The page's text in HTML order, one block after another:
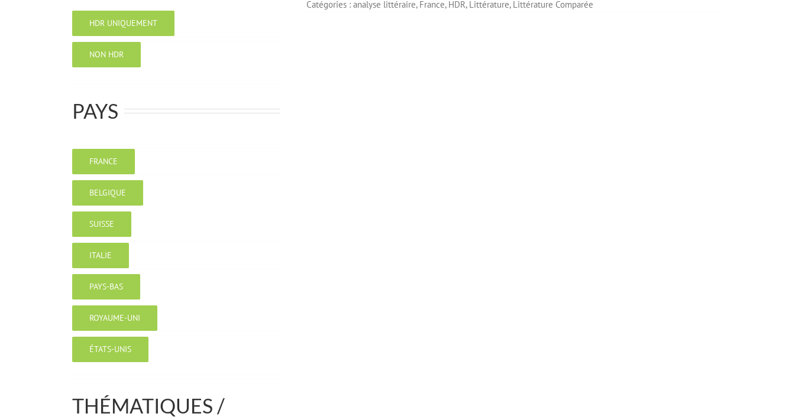
HDR UNIQUEMENT
NON HDR
PAYS
FRANCE
BELGIQUE
SUISSE
ITALIE
PAYS-BAS
ROYAUME-UNI
ÉTATS-UNIS
THÉMATIQUES /
Catégories : analyse littéraire, France, HDR, Littérature, Littérature Comparée